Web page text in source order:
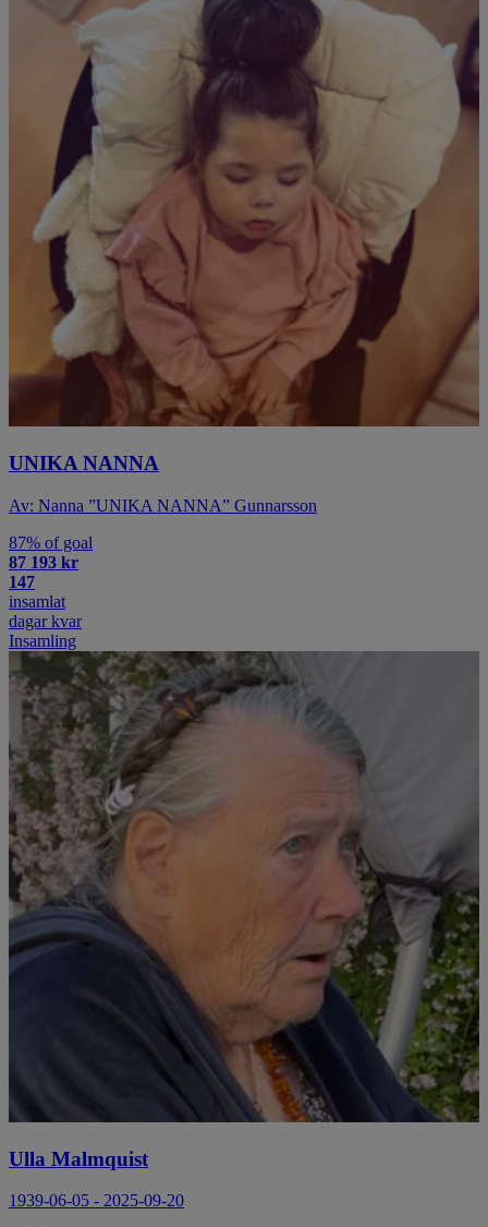
UNIKA NANNA
Av: Nanna ”UNIKA NANNA” Gunnarsson
87% of goal
87 193 kr
147
insamlat
dagar kvar
Insamling
Ulla Malmquist
1939-06-05 - 2025-09-20